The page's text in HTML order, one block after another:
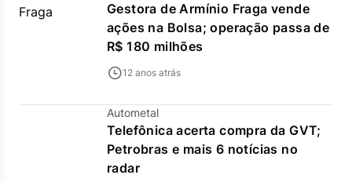
Gestora de Armínio Fraga vende
ações na Bolsa; operação passa de
R$ 180 milhões
12 anos atrás
Autometal
Telefônica acerta compra da GVT;
Petrobras e mais 6 notícias no
radar